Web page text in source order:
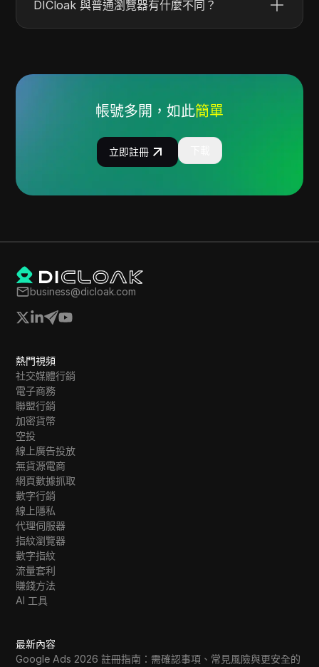
DICloak 與普通瀏覽器有什麼不同？
帳號多開，如此簡單
立即註冊
business@dicloak.com
熱門視頻
社交媒體行銷
電子商務
聯盟行銷
加密貨幣
空投
線上廣告投放
無貨源電商
網頁數據抓取
數字行銷
線上隱私
代理伺服器
指紋瀏覽器
數字指紋
流量套利
賺錢方法
AI 工具
最新內容
Google Ads 2026 註冊指南：需確認事項、常見風險與更安全的